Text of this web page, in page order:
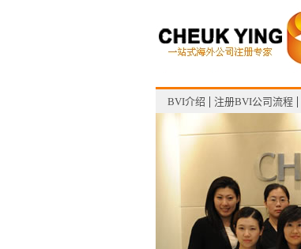
客服中心
BVI介绍 注册BVI公司流程